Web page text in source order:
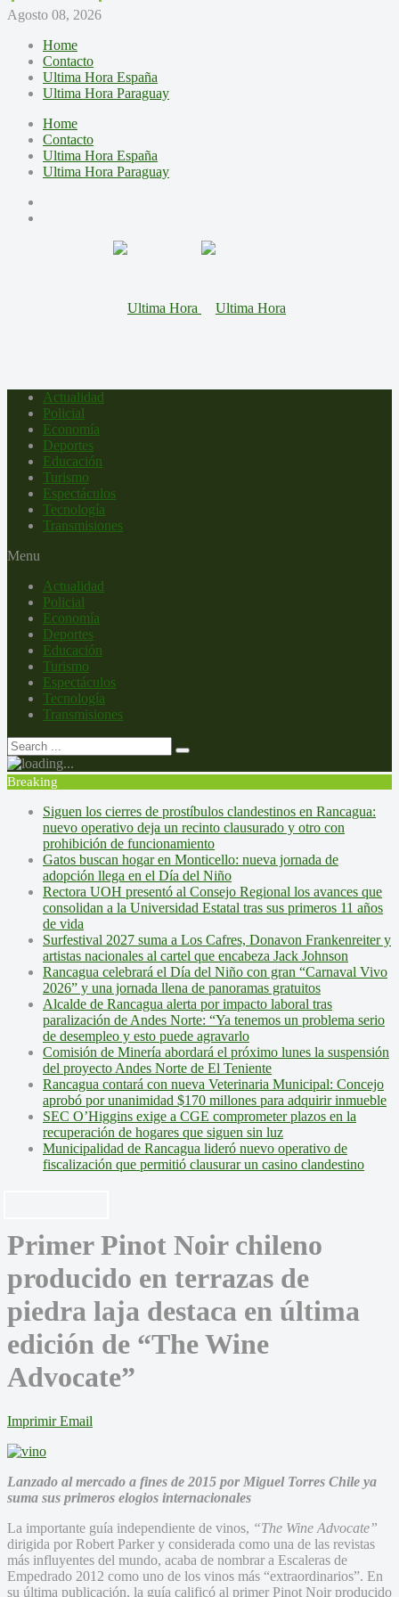
Agosto 08, 2026
Home
Contacto
Ultima Hora España
Ultima Hora Paraguay
Home
Contacto
Ultima Hora España
Ultima Hora Paraguay
Actualidad
Policial
Economía
Deportes
Educación
Turismo
Espectáculos
Tecnología
Transmisiones
Menu
Actualidad
Policial
Economía
Deportes
Educación
Turismo
Espectáculos
Tecnología
Transmisiones
Breaking
Siguen los cierres de prostíbulos clandestinos en Rancagua:
nuevo operativo deja un recinto clausurado y otro con
prohibición de funcionamiento
Gatos buscan hogar en Monticello: nueva jornada de
adopción llega en el Día del Niño
Rectora UOH presentó al Consejo Regional los avances que
consolidan a la Universidad Estatal tras sus primeros 11 años
de vida
Surfestival 2027 suma a Los Cafres, Donavon Frankenreiter y
artistas nacionales al cartel que encabeza Jack Johnson
Rancagua celebrará el Día del Niño con gran “Carnaval Vivo
2026” y una jornada llena de panoramas gratuitos
Alcalde de Rancagua alerta por impacto laboral tras
paralización de Andes Norte: “Ya tenemos un problema serio
de desempleo y esto puede agravarlo
Comisión de Minería abordará el próximo lunes la suspensión
del proyecto Andes Norte de El Teniente
Rancagua contará con nueva Veterinaria Municipal: Concejo
aprobó por unanimidad $170 millones para adquirir inmueble
SEC O’Higgins exige a CGE comprometer plazos en la
recuperación de hogares que siguen sin luz
Municipalidad de Rancagua lideró nuevo operativo de
fiscalización que permitió clausurar un casino clandestino
Primer Pinot Noir chileno
producido en terrazas de
piedra laja destaca en última
edición de “The Wine
Advocate”
Imprimir Email
Lanzado al mercado a fines de 2015 por Miguel Torres Chile ya
suma sus primeros elogios internacionales
La importante guía independiente de vinos, “The Wine Advocate”
dirigida por Robert Parker y considerada como una de las revistas
más influyentes del mundo, acaba de nombrar a Escaleras de
Empedrado 2012 como uno de los vinos más “extraordinarios”. En
su última publicación, la guía calificó al primer Pinot Noir producido